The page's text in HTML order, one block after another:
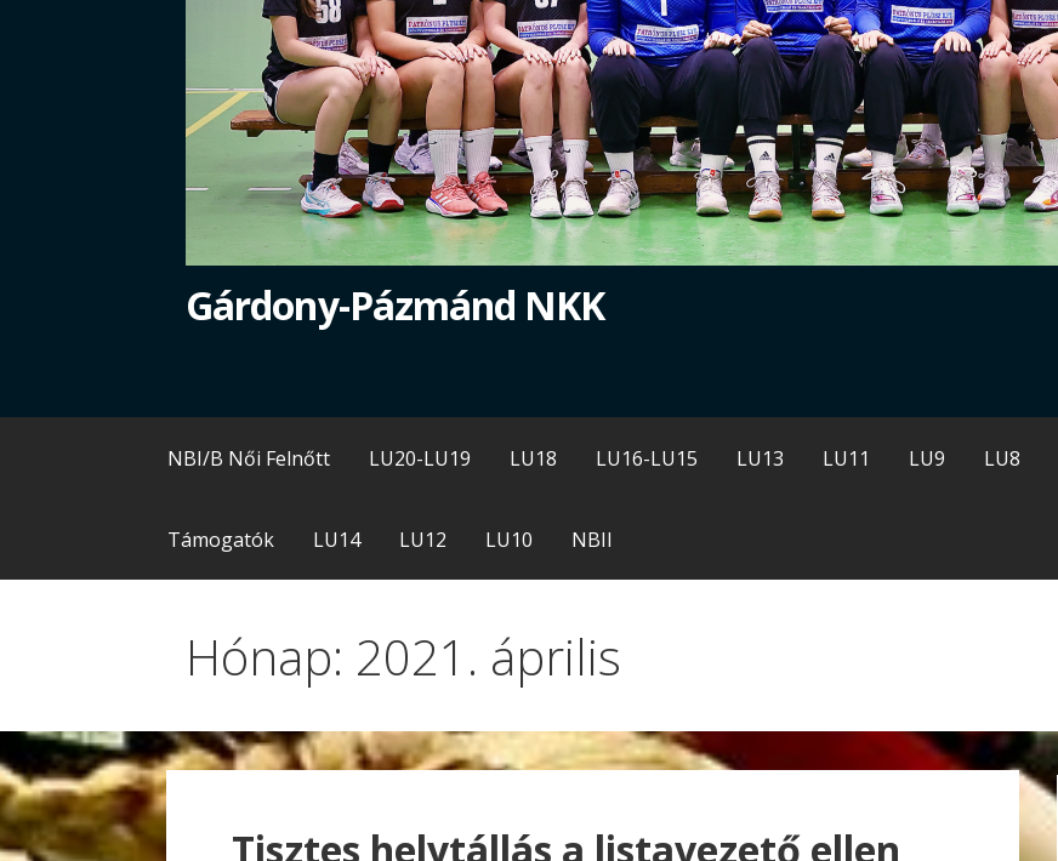
Gárdony-Pázmánd NKK
NBI/B Női Felnőtt LU20-LU19 LU18 LU16-LU15 LU13 LU11 LU9 LU8
Támogatók LU14 LU12 LU10 NBII
Hónap: 2021. április
Tisztes helytállás a listavezető ellen